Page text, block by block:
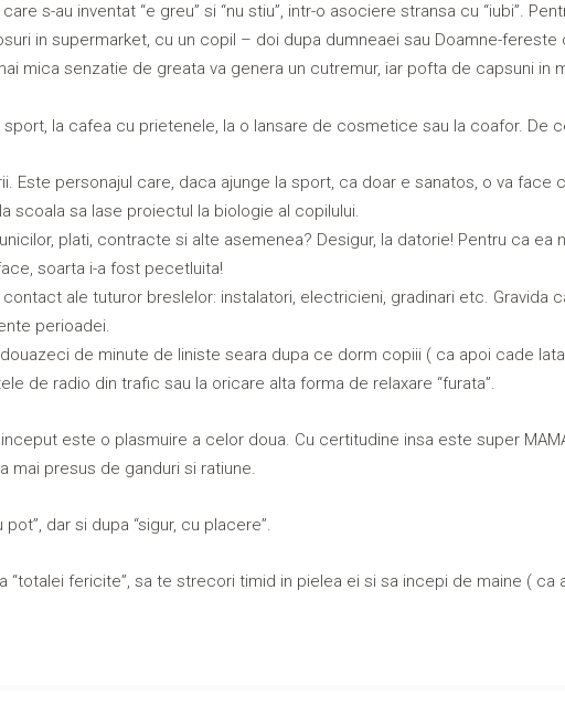
s-au inventat “e greu” si “nu stiu”, intr-o asociere stransa cu “iubi”.
in supermarket, cu un copil – doi dupa dumneaei sau Doamne-fereste
mica senzatie de greata va genera un cutremur, iar pofta de capsuni in
la cafea cu prietenele, la o lansare de cosmetice sau la coafor. De
Este personajul care, daca ajunge la sport, ca doar e sanatos, o va face
scoala sa lase proiectul la biologie al copilului.
plati, contracte si alte asemenea? Desigur, la datorie! Pentru ca ea
soarta i-a fost pecetluita!
ale tuturor breslelor: instalatori, electricieni, gradinari etc. Gravida
perioadei.
de minute de liniste seara dupa ce dorm copiii ( ca apoi cade
de radio din trafic sau la oricare alta forma de relaxare “furata”.
este o plasmuire a celor doua. Cu certitudine insa este super
mai presus de ganduri si ratiune.
dar si dupa “sigur, cu placere”.
“totalei fericite”, sa te strecori timid in pielea ei si sa incepi de maine ( ca